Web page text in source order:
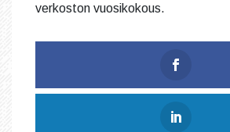
verkoston vuosikokous.